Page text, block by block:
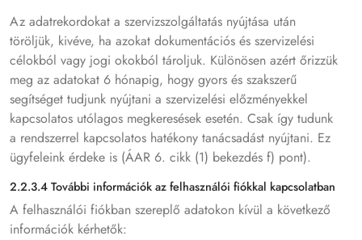
Az adatrekordokat a szervizszolgáltatás nyújtása után
töröljük, kivéve, ha azokat dokumentációs és szervizelési
célokból vagy jogi okokból tároljuk. Különösen azért őrizzük
meg az adatokat 6 hónapig, hogy gyors és szakszerű
segítséget tudjunk nyújtani a szervizelési előzményekkel
kapcsolatos utólagos megkeresések esetén. Csak így tudunk
a rendszerrel kapcsolatos hatékony tanácsadást nyújtani. Ez
ügyfeleink érdeke is (ÁAR 6. cikk (1) bekezdés f) pont).
2.2.3.4 További információk az felhasználói fiókkal kapcsolatban
A felhasználói fiókban szereplő adatokon kívül a következő
információk kérhetők: